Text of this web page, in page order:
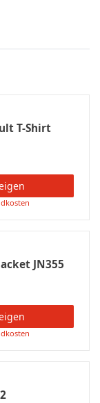
T-Shirt
JN355